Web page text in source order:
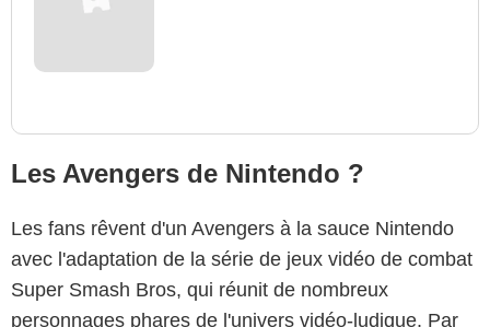
Les Avengers de Nintendo ?
Les fans rêvent d'un Avengers à la sauce Nintendo
avec l'adaptation de la série de jeux vidéo de combat
Super Smash Bros, qui réunit de nombreux
personnages phares de l'univers vidéo-ludique. Par